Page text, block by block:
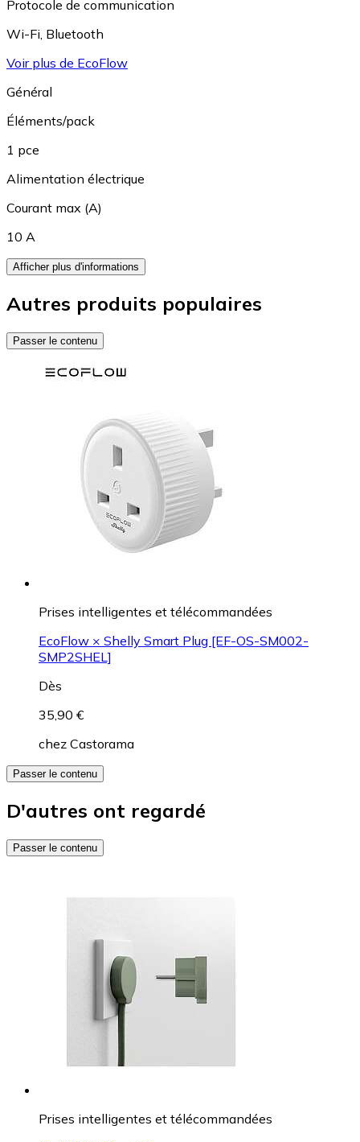
Protocole de communication
Wi-Fi, Bluetooth
Voir plus de EcoFlow
Général
Éléments/pack
1 pce
Alimentation électrique
Courant max (A)
10 A
Afficher plus d'informations
Autres produits populaires
Passer le contenu
Prises intelligentes et télécommandées
EcoFlow × Shelly Smart Plug [EF-OS-SM002-
SMP2SHEL]
Dès
35,90 €
chez Castorama
Passer le contenu
D'autres ont regardé
Passer le contenu
Prises intelligentes et télécommandées